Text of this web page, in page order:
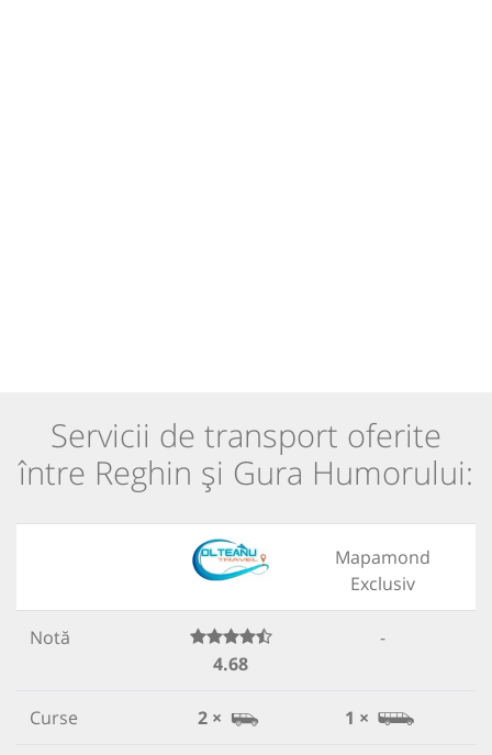
Servicii de transport oferite
între Reghin și Gura Humorului:
Mapamond
Exclusiv
Notă
4.68
-
Curse 2 × 1 ×